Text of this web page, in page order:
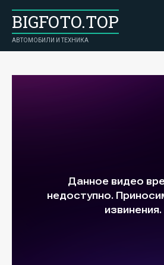
BIGFOTO.TOP
АВТОМОБИЛИ И ТЕХНИКА